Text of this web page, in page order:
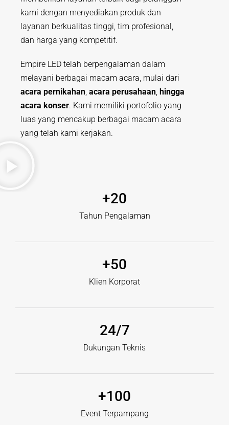
kami dengan menyediakan produk dan
layanan berkualitas tinggi, tim profesional,
dan harga yang kompetitif.
Empire LED telah berpengalaman dalam
melayani berbagai macam acara, mulai dari
acara pernikahan, acara perusahaan, hingga
acara konser. Kami memiliki portofolio yang
luas yang mencakup berbagai macam acara
yang telah kami kerjakan.
Tahun Pengalaman​
+20
Klien Korporat
+50
Dukungan Teknis
24/7
Event Terpampang
+100